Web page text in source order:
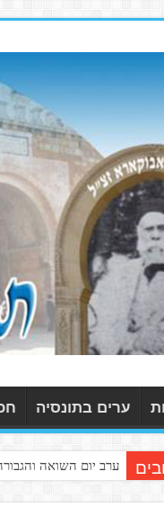
ערים בתונסיה
ערב יום השואה